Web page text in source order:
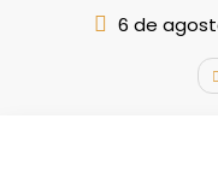
6 de